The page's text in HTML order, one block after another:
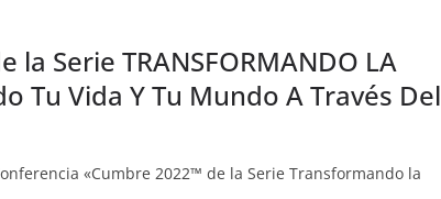
Serie TRANSFORMANDO LA
Tu Vida Y Tu Mundo A Través Del
«Cumbre 2022™ de la Serie Transformando la